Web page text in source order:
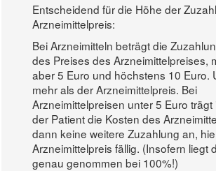
Entscheidend für die Höhe der
Arzneimittelpreis:
Bei Arzneimitteln beträgt die
des Preises des Arzneimittelpreises,
aber 5 Euro und höchstens 10 Euro.
mehr als der Arzneimittelpreis. Bei
Arzneimittelpreisen unter 5 Euro
der Patient die Kosten des
dann keine weitere Zuzahlung an,
Arzneimittelpreis fällig. (Insofern liegt
genau genommen bei 100%!)